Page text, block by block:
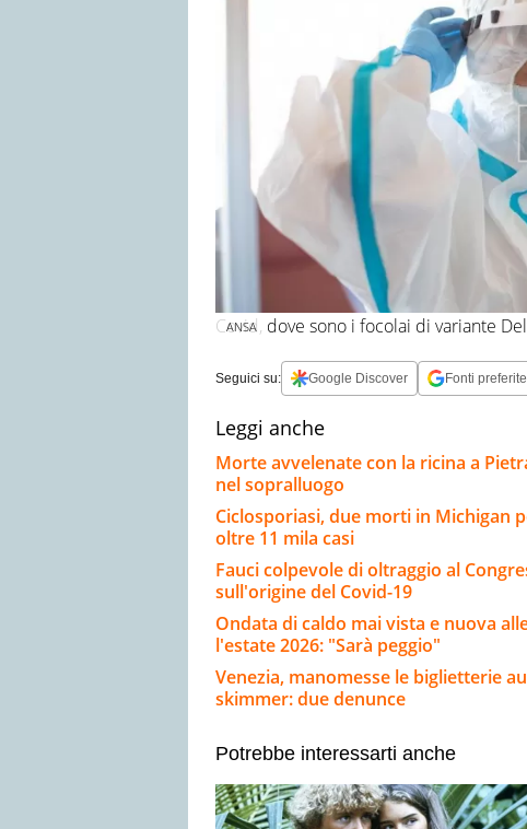
ANSA
Covid, dove sono i focolai di variante
Seguici su: Google Discover Fonti preferite
Leggi anche
Morte avvelenate con la ricina a
nel sopralluogo
Ciclosporiasi, due morti in Michigan
oltre 11 mila casi
Fauci colpevole di oltraggio al
sull'origine del Covid-19
Ondata di caldo mai vista e nuova
l'estate 2026: "Sarà peggio"
Venezia, manomesse le biglietterie
skimmer: due denunce